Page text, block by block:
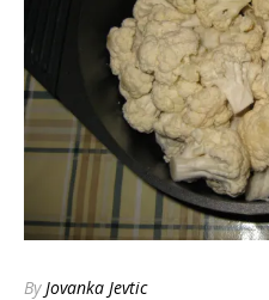
ByJovanka Jevtic